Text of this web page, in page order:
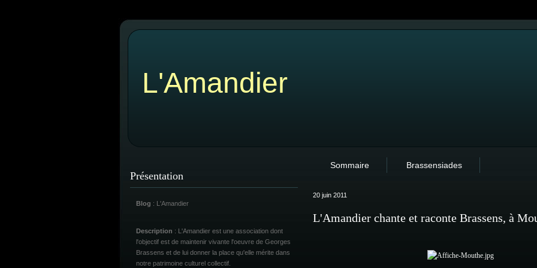
L'Amandier
Présentation
Blog : L'Amandier
Description : L'Amandier est une association dont
l'objectif est de maintenir vivante l'oeuvre de Georges
Brassens et de lui donner la place qu'elle mérite dans
notre patrimoine culturel collectif.
Sommaire Brassensiades
20 juin 2011
L'Amandier chante et raconte Brassens, à